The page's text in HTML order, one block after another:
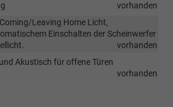
vorhanden
Leaving Home Licht,
Einschalten der Scheinwerfer
vorhanden
Akustisch für offene Türen
vorhanden